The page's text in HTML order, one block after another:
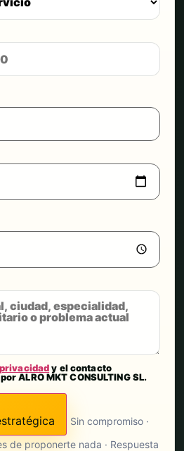
y el contacto
ALRO MKT CONSULTING SL.
Sin compromiso ·
de proponerte nada · Respuesta